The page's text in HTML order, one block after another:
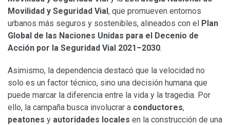
Movilidad y Seguridad Vial, que promueven entornos
urbanos más seguros y sostenibles, alineados con el Plan
Global de las Naciones Unidas para el Decenio de
Acción por la Seguridad Vial 2021–2030.
Asimismo, la dependencia destacó que la velocidad no
solo es un factor técnico, sino una decisión humana que
puede marcar la diferencia entre la vida y la tragedia. Por
ello, la campaña busca involucrar a conductores,
peatones y autoridades locales en la construcción de una